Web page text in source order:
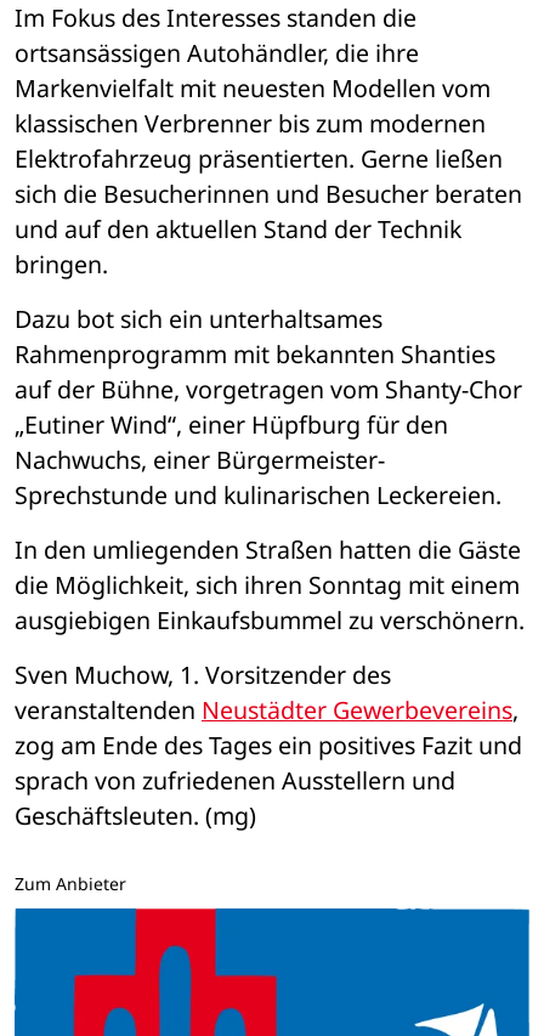
Im Fokus des Interesses standen die
ortsansässigen Autohändler, die ihre
Markenvielfalt mit neuesten Modellen vom
klassischen Verbrenner bis zum modernen
Elektrofahrzeug präsentierten. Gerne ließen
sich die Besucherinnen und Besucher beraten
und auf den aktuellen Stand der Technik
bringen.
Dazu bot sich ein unterhaltsames
Rahmenprogramm mit bekannten Shanties
auf der Bühne, vorgetragen vom Shanty-Chor
„Eutiner Wind“, einer Hüpfburg für den
Nachwuchs, einer Bürgermeister-
Sprechstunde und kulinarischen Leckereien.
In den umliegenden Straßen hatten die Gäste
die Möglichkeit, sich ihren Sonntag mit einem
ausgiebigen Einkaufsbummel zu verschönern.
Sven Muchow, 1. Vorsitzender des
veranstaltenden Neustädter Gewerbevereins,
zog am Ende des Tages ein positives Fazit und
sprach von zufriedenen Ausstellern und
Geschäftsleuten. (mg)
Zum Anbieter